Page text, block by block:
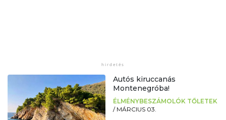
Autós kiruccanás
Montenegróba!
ÉLMÉNYBESZÁMOLÓK TŐLETEK
/ MÁRCIUS 03.